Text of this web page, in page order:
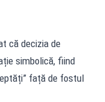
că decizia de
simbolică, fiind
față de fostul